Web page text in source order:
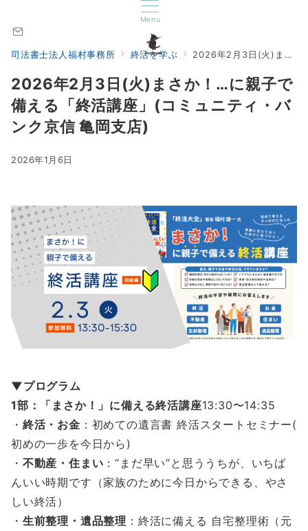
Menu
司法書士法人福村事務所 終活を学ぶ 2026年2月3日(火)まさか！…に親子で備える「終活講座」(コミュニティ・バンク京信 亀岡支店)
2026年2月3日(火)まさか！…に親子で
備える「終活講座」(コミュニティ・バ
ンク京信 亀岡支店)
2026年1月6日
▼プログラム
1部：「まさか！」に備える終活講座13:30〜14:35
・ 終活・お金 ：初めての遺言書 終活スタートセミナー(
初めの一歩を今日から)
・ 不動産・住まい ：“まだ早い”と思ううちが、いちば
んいい時期です（家族のために今日からできる、やさ
しい終活）
・ 生前整理・遺品整理 ：終活に備える 自宅整理術（元